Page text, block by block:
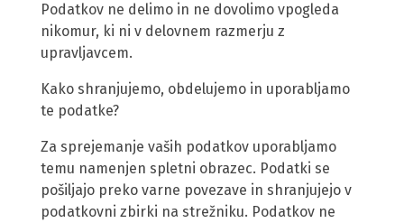
Podatkov ne delimo in ne dovolimo vpogleda
nikomur, ki ni v delovnem razmerju z
upravljavcem.
Kako shranjujemo, obdelujemo in uporabljamo
te podatke?
Za sprejemanje vaših podatkov uporabljamo
temu namenjen spletni obrazec. Podatki se
pošiljajo preko varne povezave in shranjujejo v
podatkovni zbirki na strežniku. Podatkov ne